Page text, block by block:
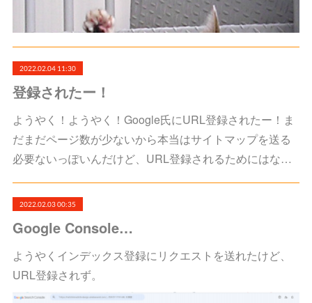
2022.02.04 11:30
登録されたー！
ようやく！ようやく！Google氏にURL登録されたー！ま
だまだページ数が少ないから本当はサイトマップを送る
必要ないっぽいんだけど、URL登録されるためにはな…
2022.02.03 00:35
Google Console…
ようやくインデックス登録にリクエストを送れたけど、
URL登録されず。